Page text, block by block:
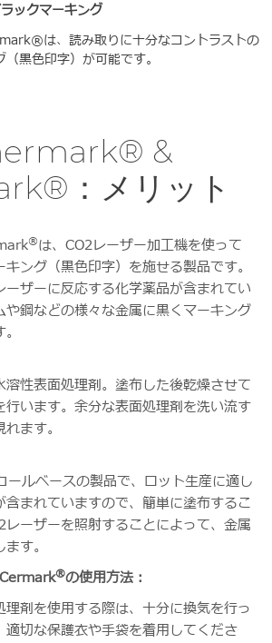
ックマーキング
は、読み取りに十分なコントラストの
黒色印字）が可能です。
&
：メリット
®は、CO2レーザー加工機を使って
ング（黒色印字）を施せる製品です。
ーザーに反応する化学薬品が含まれてい
や鋼などの様々な金属に黒くマーキング
性表面処理剤。塗布した後乾燥させて
行います。余分な表面処理剤を洗い流す
ます。
ルベースの製品で、ロット生産に適し
含まれていますので、簡単に塗布するこ
レーザーを照射することによって、金属
す。
®の使用方法：
剤を使用する際は、十分に換気を行っ
適切な保護衣や手袋を着用してくださ